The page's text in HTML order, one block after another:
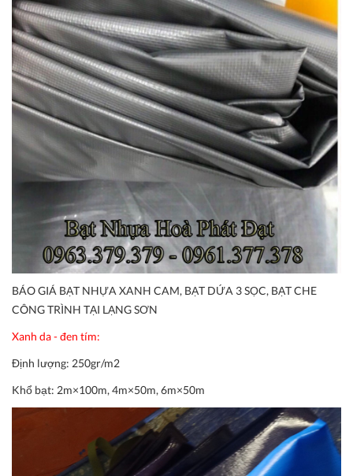
BÁO GIÁ BẠT NHỰA XANH CAM, BẠT DỨA 3 SỌC, BẠT CHE
CÔNG TRÌNH TẠI LẠNG SƠN
Xanh da - đen tím:
Định lượng: 250gr/m2
Khổ bạt: 2m×100m, 4m×50m, 6m×50m